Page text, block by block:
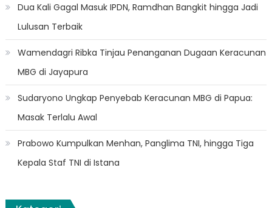
Dua Kali Gagal Masuk IPDN, Ramdhan Bangkit hingga Jadi
Lulusan Terbaik
Wamendagri Ribka Tinjau Penanganan Dugaan Keracunan
MBG di Jayapura
Sudaryono Ungkap Penyebab Keracunan MBG di Papua:
Masak Terlalu Awal
Prabowo Kumpulkan Menhan, Panglima TNI, hingga Tiga
Kepala Staf TNI di Istana